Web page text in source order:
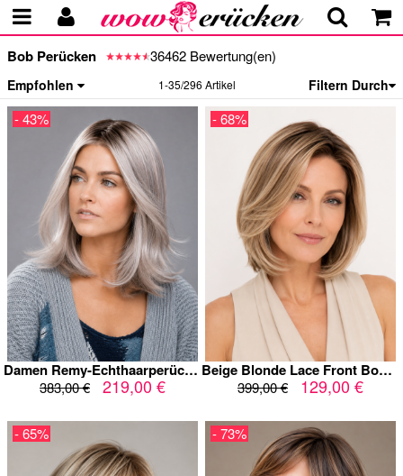
Bob Perücken 36462 Bewertung(en)
Empfohlen Filtern Durch
1-35/296 Artikel
Damen Remy-Echthaarperücke Long Bob 14 Zoll – Silber-Aschblond mit dunklem Ansatz – Lace Front – glatt gestuft
383,00 € 219,00 €
- 43%
Beige Blonde Lace Front Bob Echthaarperücke mit dunklem Ansatz – 10 Zoll
399,00 € 129,00 €
- 68%
- 65% - 73%